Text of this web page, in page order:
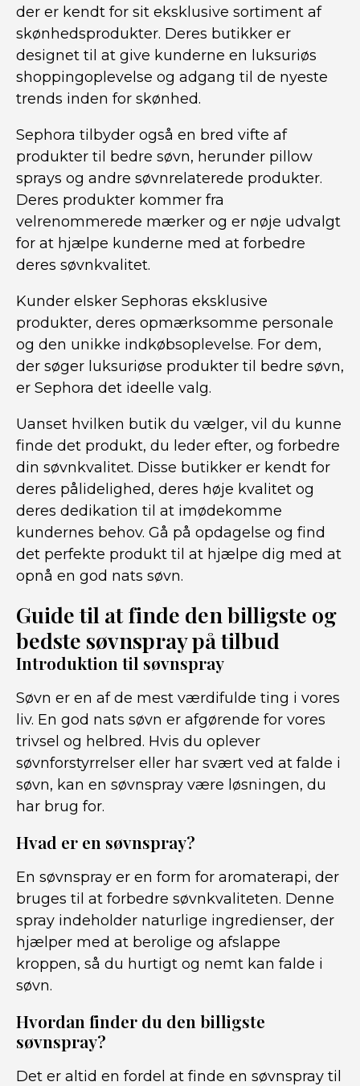
der er kendt for sit eksklusive sortiment af
skønhedsprodukter. Deres butikker er
designet til at give kunderne en luksuriøs
shoppingoplevelse og adgang til de nyeste
trends inden for skønhed.
Sephora tilbyder også en bred vifte af
produkter til bedre søvn, herunder pillow
sprays og andre søvnrelaterede produkter.
Deres produkter kommer fra
velrenommerede mærker og er nøje udvalgt
for at hjælpe kunderne med at forbedre
deres søvnkvalitet.
Kunder elsker Sephoras eksklusive
produkter, deres opmærksomme personale
og den unikke indkøbsoplevelse. For dem,
der søger luksuriøse produkter til bedre søvn,
er Sephora det ideelle valg.
Uanset hvilken butik du vælger, vil du kunne
finde det produkt, du leder efter, og forbedre
din søvnkvalitet. Disse butikker er kendt for
deres pålidelighed, deres høje kvalitet og
deres dedikation til at imødekomme
kundernes behov. Gå på opdagelse og find
det perfekte produkt til at hjælpe dig med at
opnå en god nats søvn.
Guide til at finde den billigste og
bedste søvnspray på tilbud
Introduktion til søvnspray
Søvn er en af de mest værdifulde ting i vores
liv. En god nats søvn er afgørende for vores
trivsel og helbred. Hvis du oplever
søvnforstyrrelser eller har svært ved at falde i
søvn, kan en søvnspray være løsningen, du
har brug for.
Hvad er en søvnspray?
En søvnspray er en form for aromaterapi, der
bruges til at forbedre søvnkvaliteten. Denne
spray indeholder naturlige ingredienser, der
hjælper med at berolige og afslappe
kroppen, så du hurtigt og nemt kan falde i
søvn.
Hvordan finder du den billigste
søvnspray?
Det er altid en fordel at finde en søvnspray til